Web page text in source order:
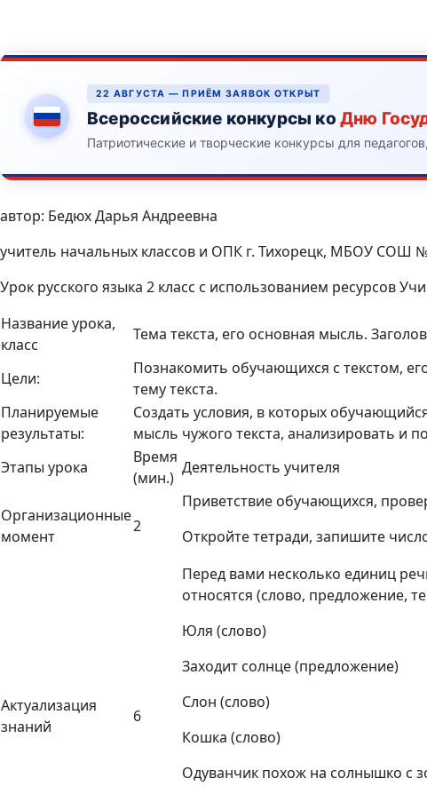
22 АВГУСТА — ПРИЁМ ЗАЯВОК ОТКРЫТ
Всероссийские конкурсы ко Дню
Патриотические и творческие конкурсы для
автор: Бедюх Дарья Андреевна
учитель начальных классов и ОПК г. Тихорецк, МБОУ СОШ
Урок русского языка 2 класс с использованием ресурсов
Название урока,
класс
Тема текста, его основная мысль.
Цели:
Познакомить обучающихся с текстом,
тему текста.
Планируемые
результаты:
Создать условия, в которых
мысль чужого текста, анализировать и
Этапы урока
Время
(мин.)
Деятельность учителя
Организационные
момент
2
Приветствие обучающихся,
Откройте тетради, запишите
Актуализация
знаний
6
Перед вами несколько единиц
относятся (слово, предложение,
Юля (слово)
Заходит солнце (предложение)
Слон (слово)
Кошка (слово)
Одуванчик похож на солнышко с